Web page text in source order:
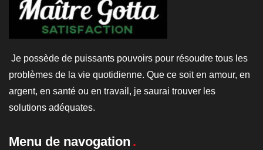
Je possède de puissants pouvoirs pour résoudre tous les
problèmes de la vie quotidienne. Que ce soit en amour, en
argent, en santé ou en travail, je saurai trouver les
solutions adéquates.
Menu de navogation